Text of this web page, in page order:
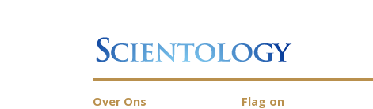
Over Ons
Flag on